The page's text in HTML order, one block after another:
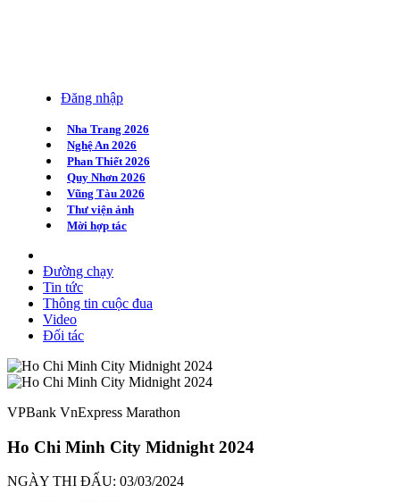
Đăng nhập
Nha Trang 2026
Nghệ An 2026
Phan Thiết 2026
Quy Nhơn 2026
Vũng Tàu 2026
Thư viện ảnh
Mời hợp tác
Đường chạy
Tin tức
Thông tin cuộc đua
Video
Đối tác
VPBank VnExpress Marathon
Ho Chi Minh City Midnight 2024
NGÀY THI ĐẤU: 03/03/2024